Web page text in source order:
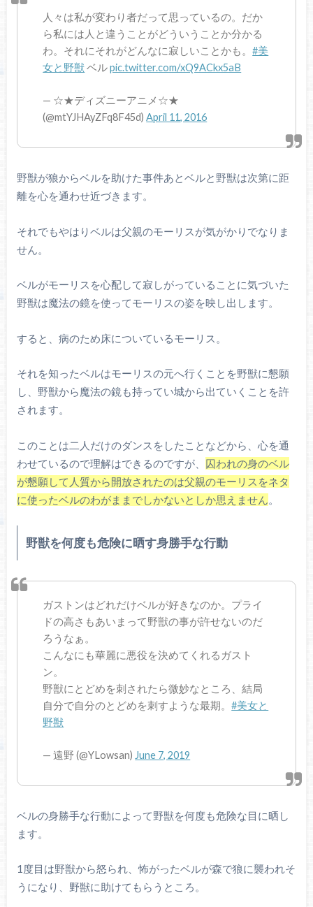
人々は私が変わり者だって思っているの。だか
ら私には人と違うことがどういうことか分かる
わ。それにそれがどんなに寂しいことかも。#美
女と野獣ベルpic.twitter.com/xQ9ACkx5aB
— ☆★ディズニーアニメ☆★
(@mtYJHAyZFq8F45d)April 11, 2016
野獣が狼からベルを助けた事件あとベルと野獣は次第に距
離を心を通わせ近づきます。
それでもやはりベルは父親のモーリスが気がかりでなりま
せん。
ベルがモーリスを心配して寂しがっていることに気づいた
野獣は魔法の鏡を使ってモーリスの姿を映し出します。
すると、病のため床についているモーリス。
それを知ったベルはモーリスの元へ行くことを野獣に懇願
し、野獣から魔法の鏡も持ってい城から出ていくことを許
されます。
このことは二人だけのダンスをしたことなどから、心を通
わせているので理解はできるのですが、 囚われの身のベル
が懇願して人質から開放されたのは父親のモーリスをネタ
に使ったベルのわがままでしかないとしか思えません。
野獣を何度も危険に晒す身勝手な行動
ガストンはどれだけベルが好きなのか。プライ
ドの高さもあいまって野獣の事が許せないのだ
ろうなぁ。
こんなにも華麗に悪役を決めてくれるガスト
ン。
野獣にとどめを刺されたら微妙なところ、結局
自分で自分のとどめを刺すような最期。#美女と
野獣
— 遠野 (@YLowsan) June 7, 2019
ベルの身勝手な行動によって野獣を何度も危険な目に晒し
ます。
1度目は野獣から怒られ、怖がったベルが森で狼に襲われそ
うになり、野獣に助けてもらうところ。